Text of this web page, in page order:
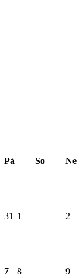
Pá So Ne
31 1 2
7 8 9